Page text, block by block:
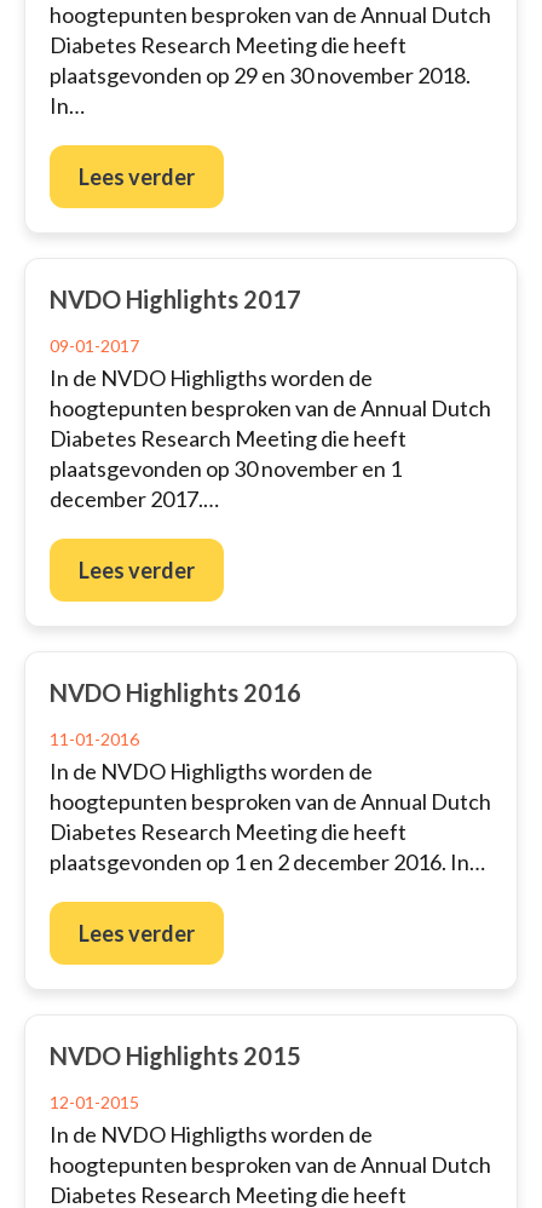
hoogtepunten besproken van de Annual Dutch
Diabetes Research Meeting die heeft
plaatsgevonden op 29 en 30 november 2018.
In…
Lees verder
NVDO Highlights 2017
09-01-2017
In de NVDO Highligths worden de
hoogtepunten besproken van de Annual Dutch
Diabetes Research Meeting die heeft
plaatsgevonden op 30 november en 1
december 2017.…
Lees verder
NVDO Highlights 2016
11-01-2016
In de NVDO Highligths worden de
hoogtepunten besproken van de Annual Dutch
Diabetes Research Meeting die heeft
plaatsgevonden op 1 en 2 december 2016. In…
Lees verder
NVDO Highlights 2015
12-01-2015
In de NVDO Highligths worden de
hoogtepunten besproken van de Annual Dutch
Diabetes Research Meeting die heeft